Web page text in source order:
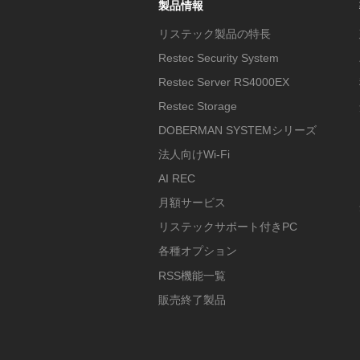
製品情報
リステック製品の特長
Restec Security System
Restec Server RS4000EX
Restec Storage
DOBERMAN SYSTEMシリーズ
法人向けWi-Fi
AI REC
月額サービス
リステックサポート付きPC
各種オプション
RSS機能一覧
販売終了製品